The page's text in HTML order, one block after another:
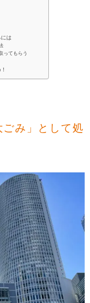
は
ってもらう
ごみ」として処